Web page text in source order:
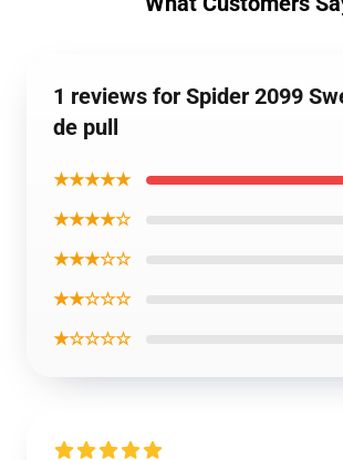
1 reviews for Spider 2099
de pull
★★★★★
★★★★☆
★★★☆☆
★★☆☆☆
★☆☆☆☆